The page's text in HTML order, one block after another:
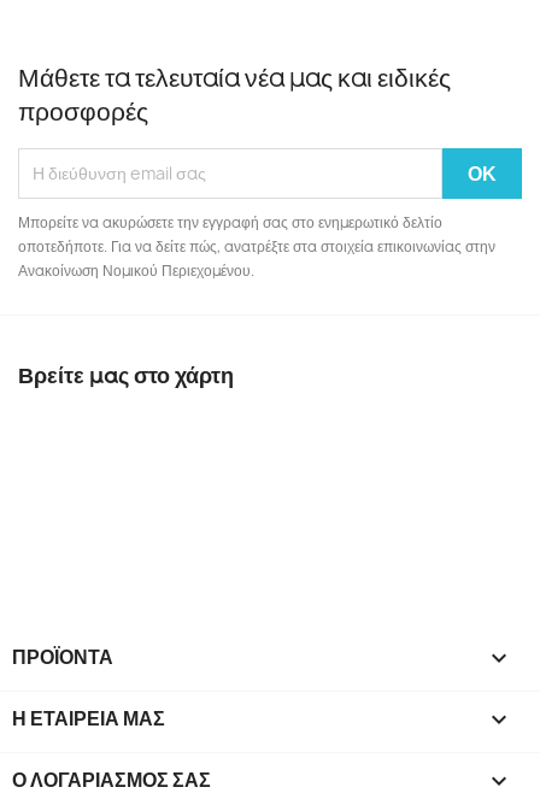
Μάθετε τα τελευταία νέα μας και ειδικές
προσφορές
Μπορείτε να ακυρώσετε την εγγραφή σας στο ενημερωτικό δελτίο
οποτεδήποτε. Για να δείτε πώς, ανατρέξτε στα στοιχεία επικοινωνίας στην
Ανακοίνωση Νομικού Περιεχομένου.
Βρείτε μας στο χάρτη
ΠΡΟΪΌΝΤΑ 
Η ΕΤΑΙΡΕΊΑ ΜΑΣ 
Ο ΛΟΓΑΡΙΑΣΜΌΣ ΣΑΣ 